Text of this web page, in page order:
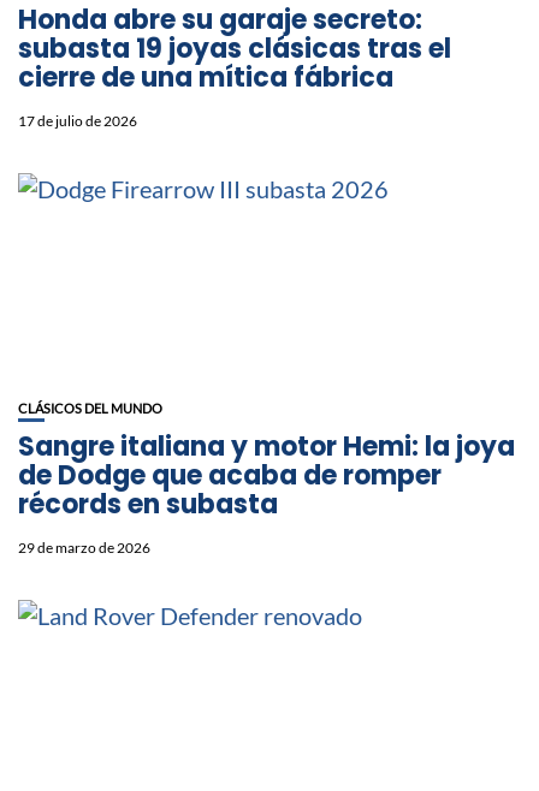
Honda abre su garaje secreto:
subasta 19 joyas clásicas tras el
cierre de una mítica fábrica
17 de julio de 2026
CLÁSICOS DEL MUNDO
Sangre italiana y motor Hemi: la joya
de Dodge que acaba de romper
récords en subasta
29 de marzo de 2026